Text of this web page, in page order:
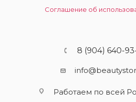
Соглашение об
8 (904) 640-
Работаем по всей